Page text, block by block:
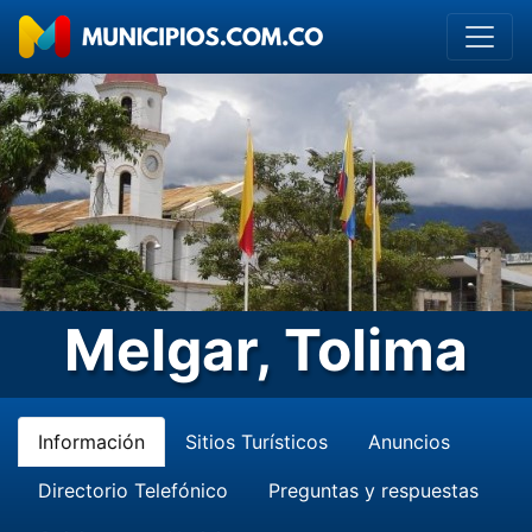
Melgar, Tolima
Información Sitios Turísticos Anuncios
Directorio Telefónico Preguntas y respuestas